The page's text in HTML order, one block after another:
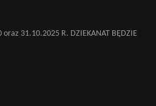
oraz 31.10.2025 R. DZIEKANAT BĘDZIE